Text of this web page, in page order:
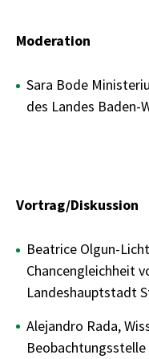
Moderation
Sara Bode
des Landes
Vortrag/Diskussion
Beatrice Olgun-
Chancengleichheit
Landeshauptstadt
Alejandro Rada,